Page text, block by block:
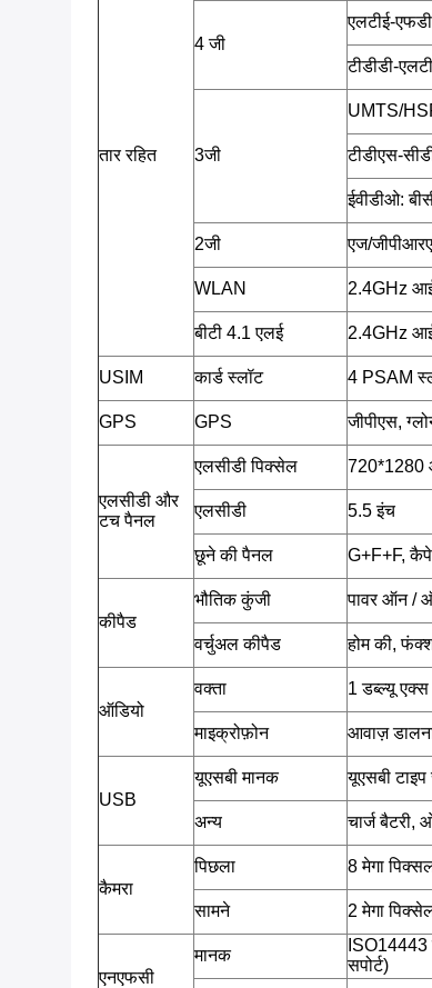
तार रहित
4 जी
एलटीई-
टीडीडी-
3जी
UMTS/
टीडीएस-
ईवीडीओ:
2जी एज/
WLAN 2.4GHz
बीटी 4.1 एलई 2.4GHz
USIM कार्ड स्लॉट 4 PSAM
GPS GPS जीपीएस,
एलसीडी और
टच पैनल
एलसीडी पिक्सेल 720*1280
एलसीडी 5.5 इंच
छूने की पैनल G+F+F,
कीपैड
भौतिक कुंजी पावर ऑन /
वर्चुअल कीपैड होम की,
ऑडियो
वक्ता 1 डब्ल्यू एक्स
माइक्रोफ़ोन आवाज़
USB
यूएसबी मानक यूएसबी
अन्य चार्ज बैटरी,
कैमरा
पिछला 8 मेगा
सामने 2 मेगा
एनएफसी
मानक
सपोर्ट)